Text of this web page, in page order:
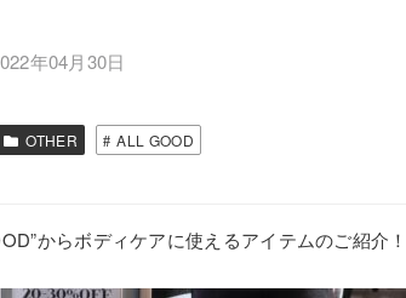
年04月30日
OTHER ALL GOOD
からボディケアに使えるアイテムのご紹介！